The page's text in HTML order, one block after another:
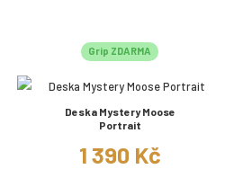
Grip ZDARMA
Deska Mystery Moose
Portrait
1 390 Kč